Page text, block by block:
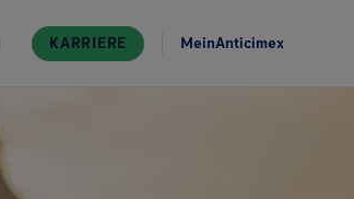
KARRIERE MeinAnticimex